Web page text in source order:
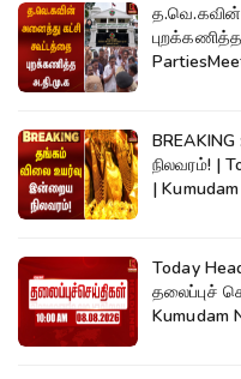
நிலவரம்! |
| Kumudam
Today
தலைப்புச்
Kumudam